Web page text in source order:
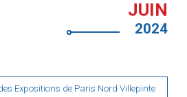
JUIN
2024
Expositions de Paris Nord Villepinte